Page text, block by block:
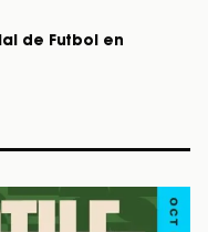
de Futbol en